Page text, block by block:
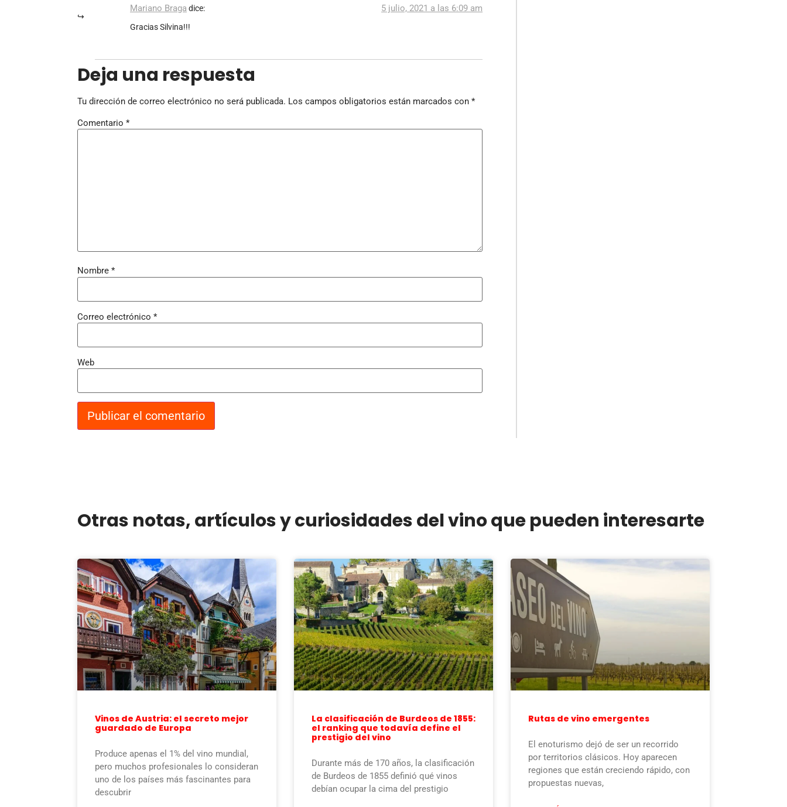
Mariano Braga dice: 5 julio, 2021 a las 6:09 am
Gracias Silvina!!!
Deja una respuesta
Tu dirección de correo electrónico no será publicada. Los campos obligatorios están marcados con *
Comentario *
Nombre *
Correo electrónico *
Web
Otras notas, artículos y curiosidades del vino que pueden interesarte
Vinos de Austria: el secreto mejor
guardado de Europa
Produce apenas el 1% del vino mundial,
pero muchos profesionales lo consideran
uno de los países más fascinantes para
descubrir
La clasificación de Burdeos de 1855:
el ranking que todavía define el
prestigio del vino
Durante más de 170 años, la clasificación
de Burdeos de 1855 definió qué vinos
debían ocupar la cima del prestigio
Rutas de vino emergentes
El enoturismo dejó de ser un recorrido
por territorios clásicos. Hoy aparecen
regiones que están creciendo rápido, con
propuestas nuevas,